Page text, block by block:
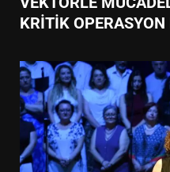
KRİTİK OPERASYON